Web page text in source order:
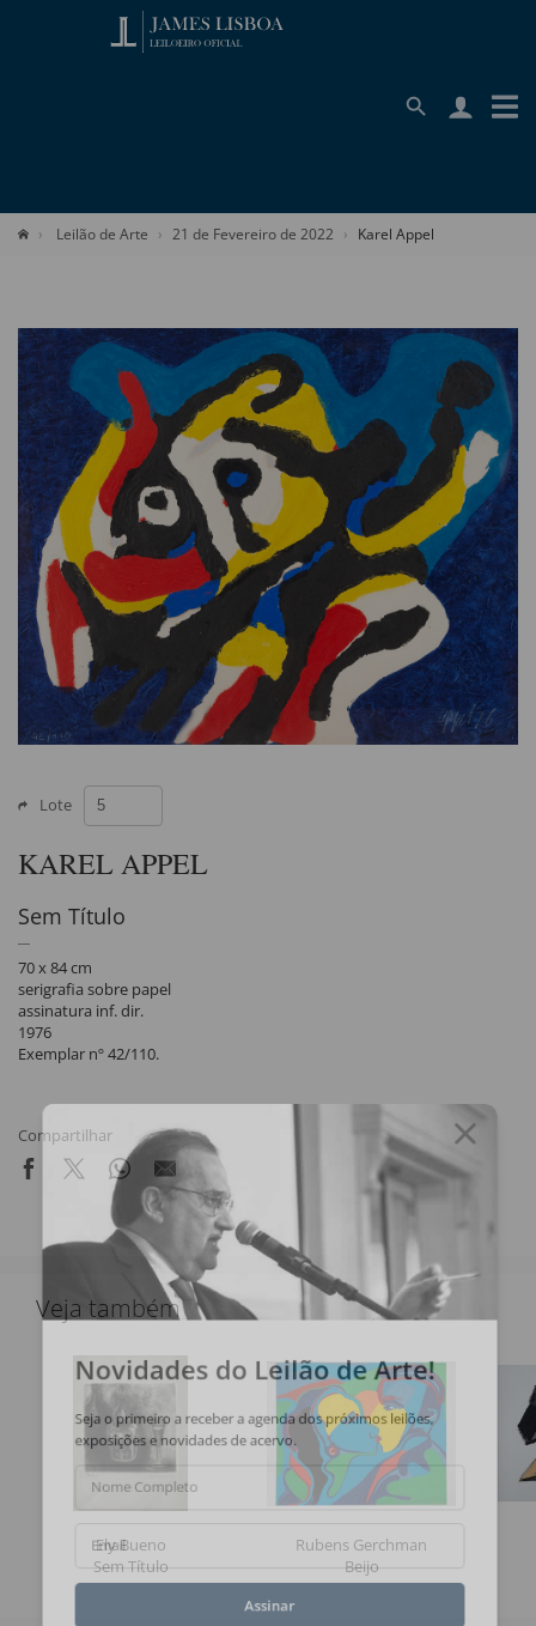
Leilão de Arte 21 de Fevereiro de 2022 Karel Appel
Lote
KAREL APPEL
Sem Título
70 x 84 cm
serigrafia sobre papel
assinatura inf. dir.
1976
Exemplar nº 42/110.
Compartilhar
Veja também
Ely Bueno
Sem Título
Rubens Gerchman
Beijo
Novidades do Leilão de Arte!
Seja o primeiro a receber a agenda dos próximos leilões,
exposições e novidades de acervo.
Nome Completo
Email